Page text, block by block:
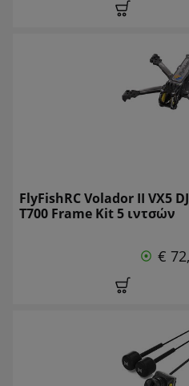
FlyFishRC Volador II VX5
T700 Frame Kit 5 ιντσών
€